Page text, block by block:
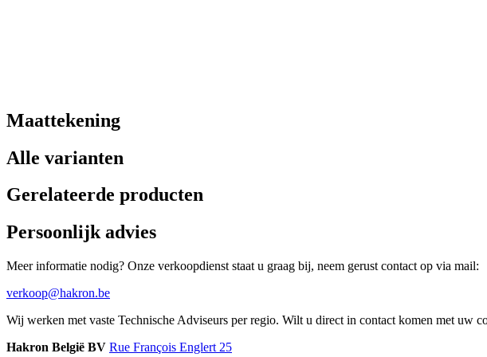
Maattekening
Alle varianten
Gerelateerde producten
Persoonlijk advies
Meer informatie nodig? Onze verkoopdienst staat u graag bij, neem gerust contact op via mail:
verkoop@hakron.be
Wij werken met vaste Technische Adviseurs per regio. Wilt u direct in contact komen met uw
Hakron België BV Rue François Englert 25